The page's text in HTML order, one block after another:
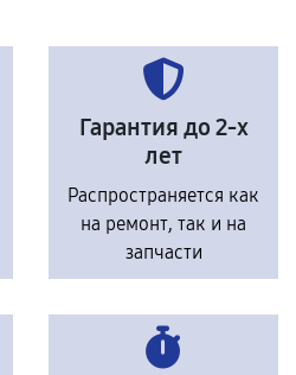
Гарантия до 2-х
лет
Распространяется как
на ремонт, так и на
запчасти